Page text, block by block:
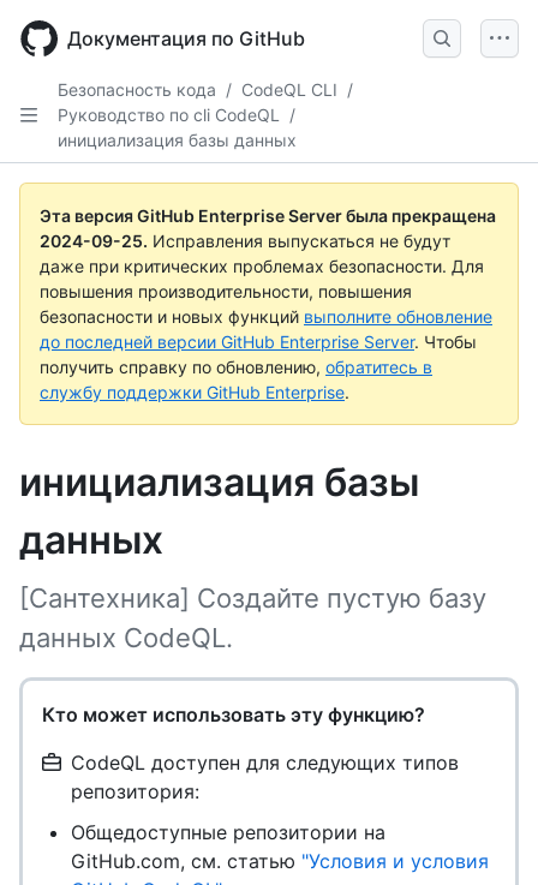
main
Документация по GitHub
Безопасность кода / CodeQL CLI /
Руководство по cli CodeQL
/
инициализация базы данных
Эта версия GitHub Enterprise Server была прекращена
2024-09-25. Исправления выпускаться не будут
даже при критических проблемах безопасности. Для
повышения производительности, повышения
безопасности и новых функций выполните обновление
до последней версии GitHub Enterprise Server. Чтобы
получить справку по обновлению, обратитесь в
службу поддержки GitHub Enterprise.
инициализация базы
данных
[Сантехника] Создайте пустую базу
данных CodeQL.
Кто может использовать эту функцию?
CodeQL доступен для следующих типов
репозитория:
Общедоступные репозитории на
GitHub.com, см. статью "Условия и условия